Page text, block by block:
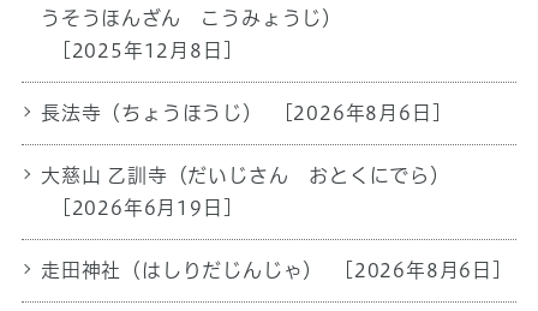
うそうほんざん こうみょうじ）
[2025年12月8日]
長法寺（ちょうほうじ） [2026年8月6日]
大慈山 乙訓寺（だいじさん おとくにでら）
[2026年6月19日]
走田神社（はしりだじんじゃ） [2026年8月6日]